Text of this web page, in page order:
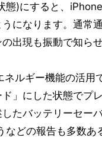
態)にすると、
になります。通常
出現も振動で知ら
ルギー機能の活用
」にした状態でプ
たバッテリーセー
などの報告も多数